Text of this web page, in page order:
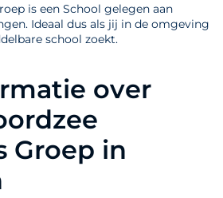
is een School gelegen aan
Ideaal dus als jij in de omgeving
school zoekt.
over
Groep in